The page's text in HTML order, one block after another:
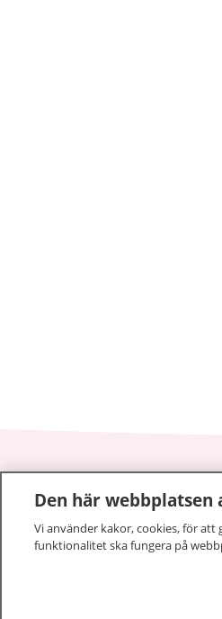
1177–tryggt om
På 1177.se får du råd om
Den här
Vi använder kakor, cookies, för
funktionalitet ska fungera på